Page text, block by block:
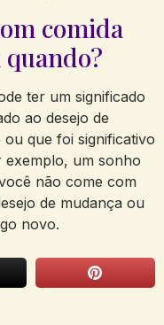
comida
quando?
ter um significado
ao desejo de
que foi significativo
exemplo, um sonho
não come com
de mudança ou
novo.